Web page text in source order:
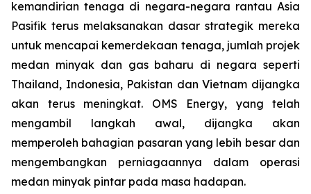
kemandirian tenaga di negara-negara rantau Asia
Pasifik terus melaksanakan dasar strategik mereka
untuk mencapai kemerdekaan tenaga, jumlah projek
medan minyak dan gas baharu di negara seperti
Thailand, Indonesia, Pakistan dan Vietnam dijangka
akan terus meningkat. OMS Energy, yang telah
mengambil langkah awal, dijangka akan
memperoleh bahagian pasaran yang lebih besar dan
mengembangkan perniagaannya dalam operasi
medan minyak pintar pada masa hadapan.